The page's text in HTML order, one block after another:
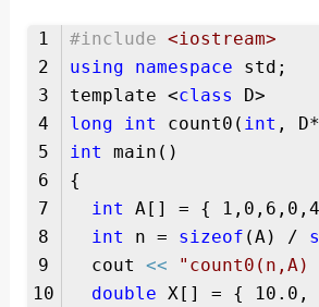
1
2
3
4
5
6
7
8
9
10
#include
<iostream>
using
namespace std;
template <class
D>
long
int count0( int ,
int
main()
{
int
A[] = {
int
n = sizeof (A) /
cout<< "count0(n,A)
double X[] = {